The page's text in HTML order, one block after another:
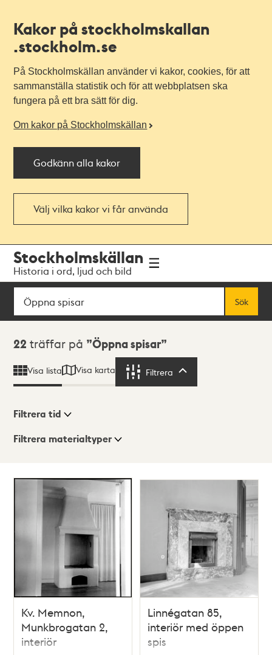
Kakor på stockholmskallan
.stockholm.se
På Stockholmskällan använder vi kakor, cookies, för att
sammanställa statistik och för att webbplatsen ska
fungera på ett bra sätt för dig.
Om kakor på Stockholmskällan
Godkänn alla kakor
Välj vilka kakor vi får använda
navigationen
huvudinnehållet
Stockholmskällan
Historia i ord, ljud och bild
Sök
Sök
Sökresultat
22 träffar på Öppna spisar
Visa lista Visa karta Filtrera
Visningsläge
ListaKarta
Filtrera tid
Filtrera materialtyper
Kv. Memnon,
Munkbrogatan 2,
interiör
Linnégatan 85,
interiör med öppen
spis